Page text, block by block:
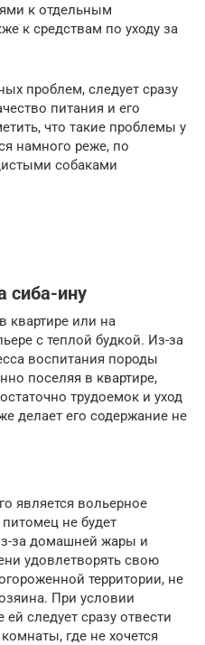
к отдельным
к средствам по уходу за
проблем, следует сразу
питания и его
что такие проблемы у
намного реже, по
собаками
сиба-ину
квартире или на
с теплой будкой. Из-за
воспитания породы
поселяя в квартире,
трудоемок и уход
делает его содержание не
является вольерное
не будет
за домашней жары и
удовлетворять свою
территории, не
При условии
следует сразу отвести
где не хочется